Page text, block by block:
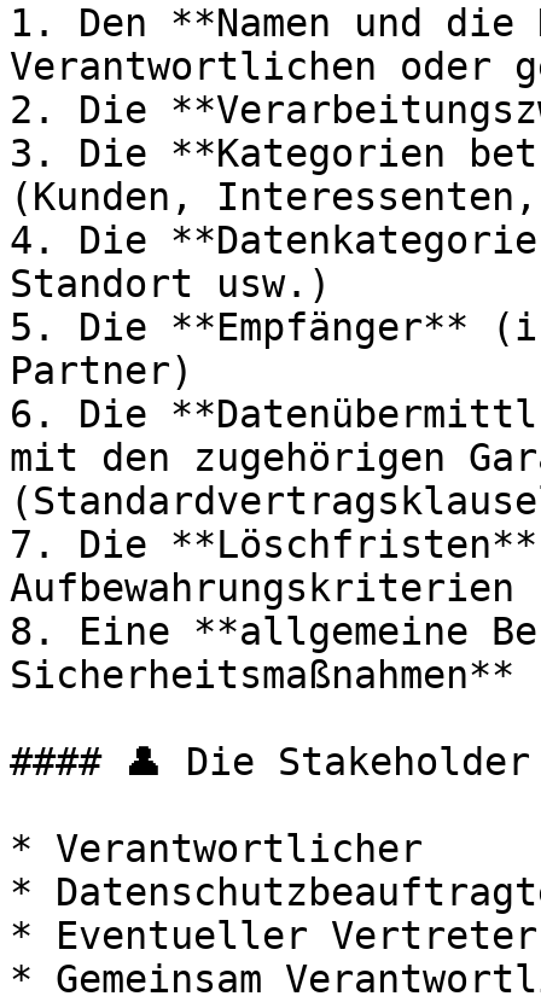
1. Den **Namen und
Verantwortlichen oder
2. Die
3. Die **Kategorien
(Kunden,
4. Die
Standort usw.)
5. Die **Empfänger**
Partner)
6. Die
mit den zugehörigen
7. Die
Aufbewahrungskriterien
8. Eine **allgemeine
Sicherheitsmaßnahmen**
#### 👤 Die Stakeholder
* Verantwortlicher
*
* Eventueller Vertreter
* Gemeinsam